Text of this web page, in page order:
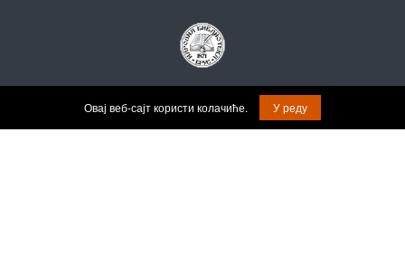
© Задржана права на садржај.
Овај веб-сајт користи колачиће. У реду